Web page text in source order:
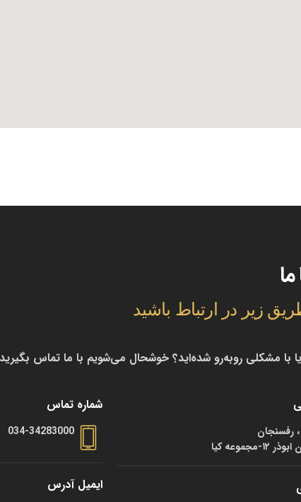
زیر در ارتباط باشید
یا با مشکلی روبه‌رو شده‌اید؟ خوشحال می‌شویم با ما تماس
، رفسنجان
۱۲-مجموعه کیا
شماره تماس
034-34283000
ایمیل آدرس